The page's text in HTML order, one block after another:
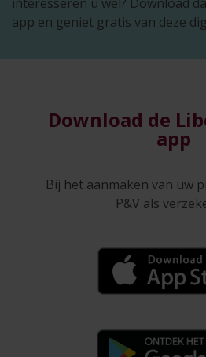
app en geniet gratis van deze
Download de
app
Bij het aanmaken van uw
P&V als